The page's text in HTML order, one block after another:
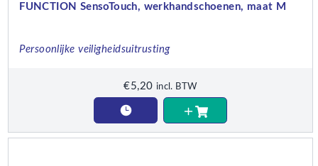
FUNCTION SensoTouch, werkhandschoenen, maat M
Persoonlijke veiligheidsuitrusting
€5,20 incl. BTW